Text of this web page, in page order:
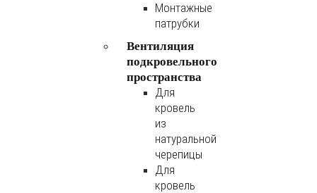
Монтажные
патрубки
Вентиляция
подкровельного
пространства
Для
кровель
из
натуральной
черепицы
Для
кровель